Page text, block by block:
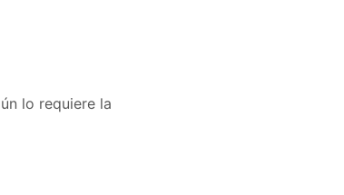
lo requiere la